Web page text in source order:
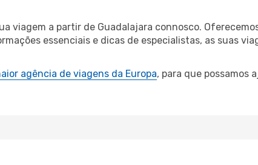
viagem a partir de Guadalajara connosco.
essenciais e dicas de especialistas, as suas
agência de viagens da Europa, para que possamos